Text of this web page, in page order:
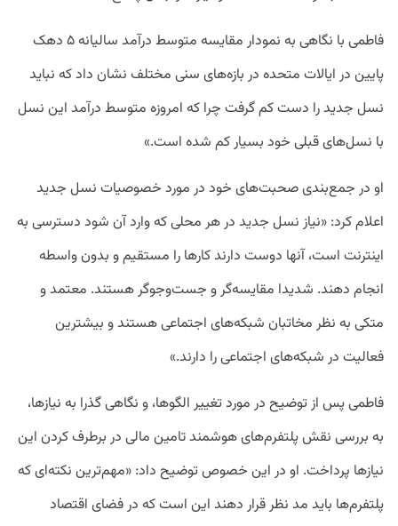
فاطمی با نگاهی به نمودار مقایسه متوسط درآمد سالیانه ۵ دهک
پایین در ایالات متحده در بازه‌های سنی مختلف نشان داد که نباید
نسل جدید را دست کم گرفت چرا که امروزه متوسط درآمد این نسل
با نسل‌های قبلی خود بسیار کم شده است.»
او در جمع‌بندی صحبت‌های خود در مورد خصوصیات نسل جدید
اعلام کرد: «نیاز نسل جدید در هر محلی که وارد آن شود دسترسی به
اینترنت است، آنها دوست دارند کارها را مستقیم و بدون واسطه
انجام دهند. شدیدا مقایسه‌گر و جست‌وجوگر هستند. معتمد و
متکی به نظر مخاتبان شبکه‌های اجتماعی هستند و بیشترین
فعالیت در شبکه‌های اجتماعی را دارند.»
فاطمی پس از توضیح در مورد تغییر الگو‌ها، و نگاهی گذرا به نیاز‌ها،
به بررسی نقش پلتفرم‌های هوشمند تامین مالی در برطرف کردن این
نیاز‌ها پرداخت. او در این خصوص توضیح داد: «مهم‌ترین نکته‌ای که
پلتفرم‌ها باید مد نظر قرار دهند این است که در فضای اقتصاد